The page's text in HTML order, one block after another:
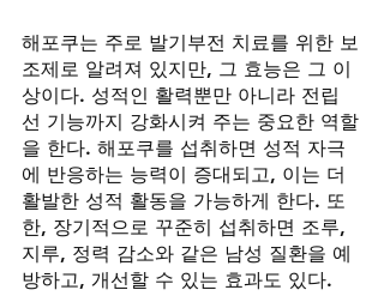
해포쿠는 주로 발기부전 치료를 위한 보
조제로 알려져 있지만, 그 효능은 그 이
상이다. 성적인 활력뿐만 아니라 전립
선 기능까지 강화시켜 주는 중요한 역할
을 한다. 해포쿠를 섭취하면 성적 자극
에 반응하는 능력이 증대되고, 이는 더
활발한 성적 활동을 가능하게 한다. 또
한, 장기적으로 꾸준히 섭취하면 조루,
지루, 정력 감소와 같은 남성 질환을 예
방하고, 개선할 수 있는 효과도 있다.